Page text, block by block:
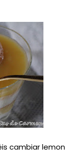
cambiar lemon